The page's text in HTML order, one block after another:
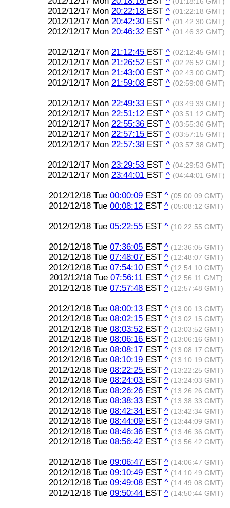
2012/12/17 Mon 20:22:18 EST ^ (01:22:18 GMT)
2012/12/17 Mon 20:42:30 EST ^ (01:42:30 GMT)
2012/12/17 Mon 20:46:32 EST ^ (01:46:32 GMT)
2012/12/17 Mon 21:12:45 EST ^ (02:12:45 GMT)
2012/12/17 Mon 21:26:52 EST ^ (02:26:52 GMT)
2012/12/17 Mon 21:43:00 EST ^ (02:43:00 GMT)
2012/12/17 Mon 21:59:08 EST ^ (02:59:08 GMT)
2012/12/17 Mon 22:49:33 EST ^ (03:49:33 GMT)
2012/12/17 Mon 22:51:12 EST ^ (03:51:12 GMT)
2012/12/17 Mon 22:55:36 EST ^ (03:55:36 GMT)
2012/12/17 Mon 22:57:15 EST ^ (03:57:15 GMT)
2012/12/17 Mon 22:57:38 EST ^ (03:57:38 GMT)
2012/12/17 Mon 23:29:53 EST ^ (04:29:53 GMT)
2012/12/17 Mon 23:44:01 EST ^ (04:44:01 GMT)
2012/12/18 Tue 00:00:09 EST ^ (05:00:09 GMT)
2012/12/18 Tue 00:08:12 EST ^ (05:08:12 GMT)
2012/12/18 Tue 05:22:55 EST ^ (10:22:55 GMT)
2012/12/18 Tue 07:36:05 EST ^ (12:36:05 GMT)
2012/12/18 Tue 07:48:07 EST ^ (12:48:07 GMT)
2012/12/18 Tue 07:54:10 EST ^ (12:54:10 GMT)
2012/12/18 Tue 07:56:11 EST ^ (12:56:11 GMT)
2012/12/18 Tue 07:57:48 EST ^ (12:57:48 GMT)
2012/12/18 Tue 08:00:13 EST ^ (13:00:13 GMT)
2012/12/18 Tue 08:02:15 EST ^ (13:02:15 GMT)
2012/12/18 Tue 08:03:52 EST ^ (13:03:52 GMT)
2012/12/18 Tue 08:06:16 EST ^ (13:06:16 GMT)
2012/12/18 Tue 08:08:17 EST ^ (13:08:17 GMT)
2012/12/18 Tue 08:10:19 EST ^ (13:10:19 GMT)
2012/12/18 Tue 08:22:25 EST ^ (13:22:25 GMT)
2012/12/18 Tue 08:24:03 EST ^ (13:24:03 GMT)
2012/12/18 Tue 08:26:26 EST ^ (13:26:26 GMT)
2012/12/18 Tue 08:38:33 EST ^ (13:38:33 GMT)
2012/12/18 Tue 08:42:34 EST ^ (13:42:34 GMT)
2012/12/18 Tue 08:44:09 EST ^ (13:44:09 GMT)
2012/12/18 Tue 08:46:36 EST ^ (13:46:36 GMT)
2012/12/18 Tue 08:56:42 EST ^ (13:56:42 GMT)
2012/12/18 Tue 09:06:47 EST ^ (14:06:47 GMT)
2012/12/18 Tue 09:10:49 EST ^ (14:10:49 GMT)
2012/12/18 Tue 09:49:08 EST ^ (14:49:08 GMT)
2012/12/18 Tue 09:50:44 EST ^ (14:50:44 GMT)